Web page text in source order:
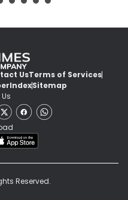
UsTerms of Services
IndexSitemap
Reserved.